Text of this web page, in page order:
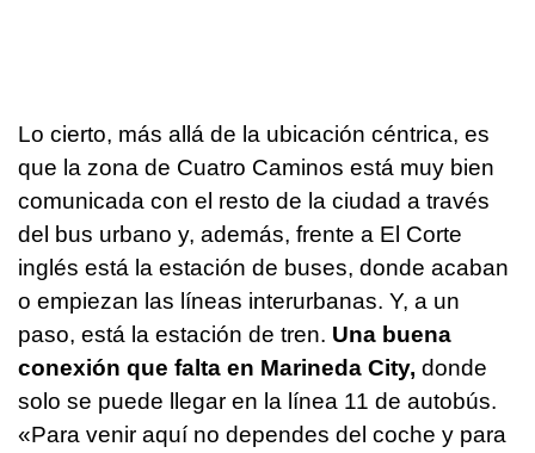
Lo cierto, más allá de la ubicación céntrica, es
que la zona de Cuatro Caminos está muy bien
comunicada con el resto de la ciudad a través
del bus urbano y, además, frente a El Corte
inglés está la estación de buses, donde acaban
o empiezan las líneas interurbanas. Y, a un
paso, está la estación de tren. Una buena
conexión que falta en Marineda City, donde
solo se puede llegar en la línea 11 de autobús.
«Para venir aquí no dependes del coche y para